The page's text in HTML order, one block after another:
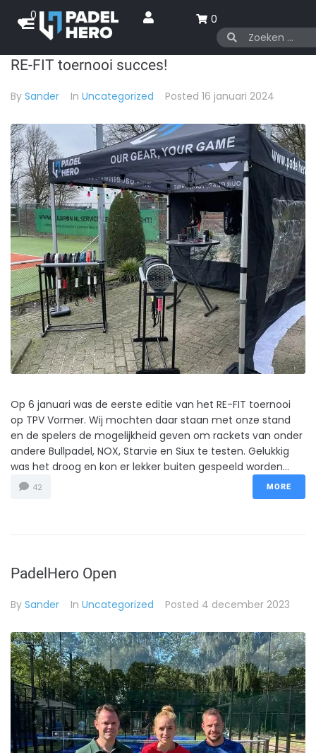
0 0
RE-FIT toernooi succes!
By Sander In Uncategorized Posted 16 januari 2024
Op 6 januari was de eerste editie van het RE-FIT toernooi
op TPV Vormer. Wij mochten daar staan met onze stand
en de spelers de mogelijkheid geven om rackets van onder
andere Bullpadel, NOX, Starvie en Siux te testen. Gelukkig
was het droog en kon er lekker buiten gespeeld worden...
42 MORE
PadelHero Open
By Sander In Uncategorized Posted 4 december 2023